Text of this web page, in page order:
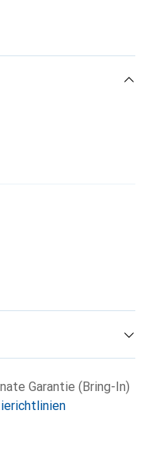
für seine
Garantie (Bring-In)